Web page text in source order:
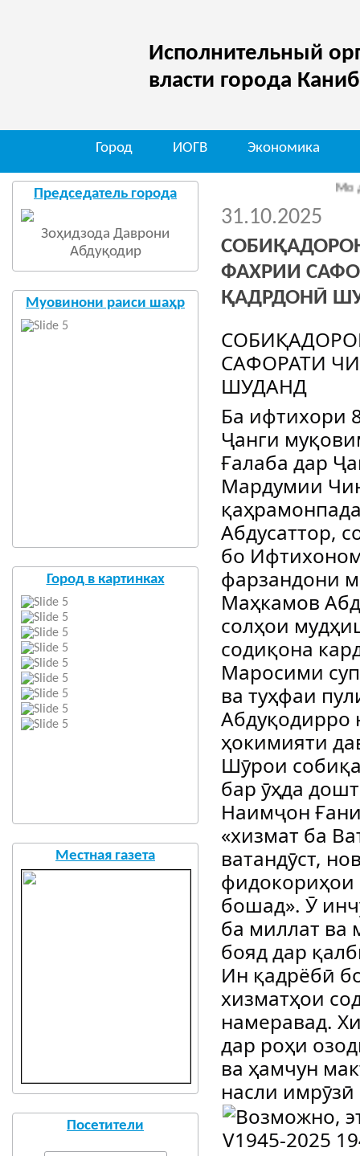
Исполнительный
власти города
Город ИОГВ Экономика
Председатель города
Зоҳидзода Даврони
Абдуқодир
Муовинони раиси шаҳр
Город в картинках
Местная газета
Посетители
Мо дар
31.10.2025
ФАХРИИ
ҚАДРДОНӢ
САФОРАТИ
ШУДАНД
Ба ифтихори
Ҷанги
Ғалаба дар
Мардумии
Абдусаттор,
бо
фарзандони
Маҳкамов
солҳои
содиқона
Маросими
ва туҳфаи
ҳокимияти
Шӯрои
бар ӯҳда
Наимҷон
«хизмат ба
ватандӯст,
фидокориҳои
бошад». Ӯ
ба миллат ва
бояд дар
Ин қадрёбӣ
хизматҳои
намеравад.
дар роҳи
ва ҳамчун
насли